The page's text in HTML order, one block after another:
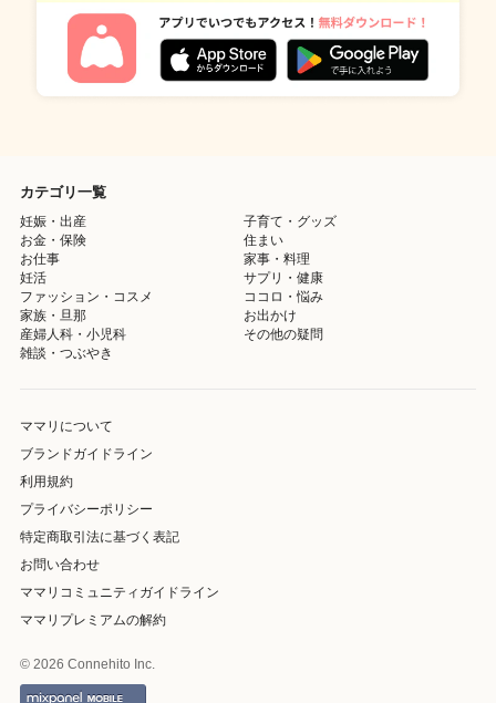
カテゴリ一覧
妊娠・出産
子育て・グッズ
お金・保険
住まい
お仕事
家事・料理
妊活
サプリ・健康
ファッション・コスメ
ココロ・悩み
家族・旦那
お出かけ
産婦人科・小児科
その他の疑問
雑談・つぶやき
ママリについて
ブランドガイドライン
利用規約
プライバシーポリシー
特定商取引法に基づく表記
お問い合わせ
ママリコミュニティガイドライン
ママリプレミアムの解約
© 2026 Connehito Inc.